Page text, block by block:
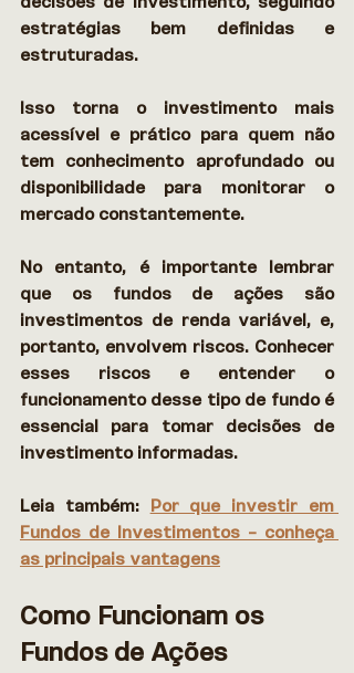
estratégias bem definidas e
estruturadas.
Isso torna o investimento mais
acessível e prático para quem não
tem conhecimento aprofundado ou
disponibilidade para monitorar o
mercado constantemente.
No entanto, é importante lembrar
que os fundos de ações são
investimentos de renda variável, e,
portanto, envolvem riscos. Conhecer
esses riscos e entender o
funcionamento desse tipo de fundo é
essencial para tomar decisões de
investimento informadas.
Leia também: Por que investir em
Fundos de Investimentos – conheça
as principais vantagens
Como Funcionam os
Fundos de Ações